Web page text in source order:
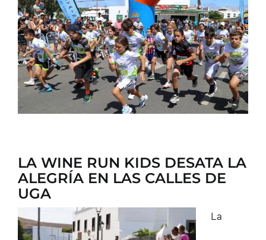
CONTACTO
LA WINE RUN KIDS DESATA LA
ALEGRÍA EN LAS CALLES DE
UGA
La